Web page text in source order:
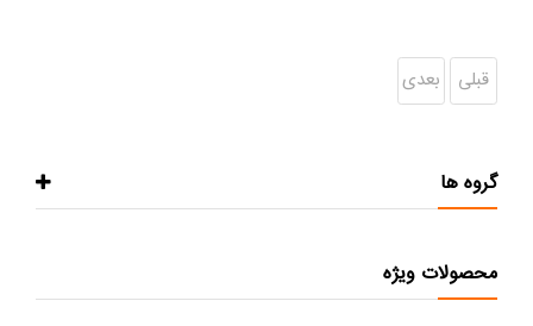
قبلی بعدی
گروه ها
محصولات ویژه